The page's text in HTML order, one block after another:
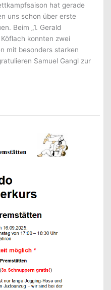
hat gerade
uns schon über erste
Beim „1. Gerald
konnten zwei
mit besonders starken
Samuel Gangl zur